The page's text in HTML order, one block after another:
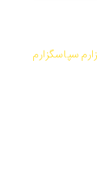
سپاسگزارم